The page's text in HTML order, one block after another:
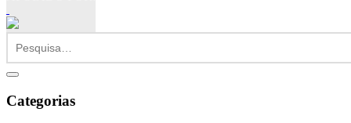
Categorias